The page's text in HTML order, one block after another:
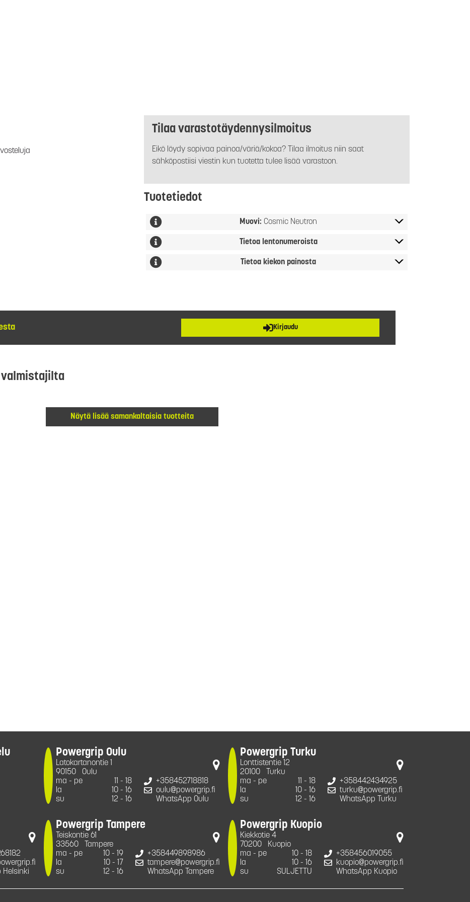
Tilaa varastotäydennysilmoitus
Eikö löydy sopivaa painoa/väriä/kokoa? Tilaa ilmoitus niin saat
sähköpostiisi viestin kun tuotetta tulee lisää varastoon.
Tuotetiedot
Muovi: Cosmic Neutron
Tietoa lentonumeroista
Tietoa kiekon painosta
Kirjaudu
Näytä lisää samankaltaisia tuotteita
Powergrip Oulu
Latokartanontie 1
90150
Oulu
ma - pe
11 - 18
la
10 - 16
su
12 - 16
+358452718818
oulu@powergrip.fi
WhatsApp Oulu
Powergrip Turku
Lonttistentie 12
20100
Turku
ma - pe
11 - 18
la
10 - 16
su
12 - 16
+358442434925
turku@powergrip.fi
WhatsApp Turku
Helsinki
Powergrip Tampere
Teiskontie 61
33560
Tampere
ma - pe
10 - 19
la
10 - 17
su
12 - 16
+358449898986
tampere@powergrip.fi
WhatsApp Tampere
Powergrip Kuopio
Kiekkotie 4
70200
Kuopio
ma - pe
10 - 18
la
10 - 16
su
SULJETTU
+358456019055
kuopio@powergrip.fi
WhatsApp Kuopio